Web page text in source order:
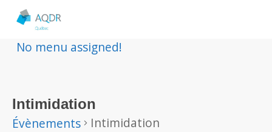
No menu assigned!
Intimidation
Évènements
Intimidation